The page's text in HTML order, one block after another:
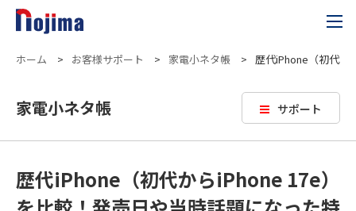
ホーム > お客様サポート > 家電小ネタ帳 > 歴代iPhone（初代か
サポート
家電小ネタ帳
歴代iPhone（初代からiPhone 17e）